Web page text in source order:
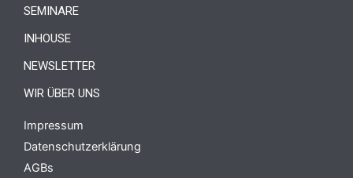
SEMINARE
INHOUSE
NEWSLETTER
WIR ÜBER UNS
Impressum
Datenschutzerklärung
AGBs